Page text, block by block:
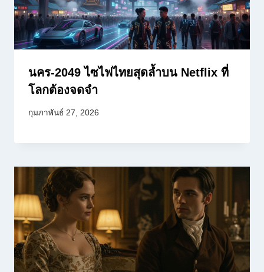
นคร-2049 ไซไฟไทยสุดล้ำบน Netflix ที่
โลกต้องจดจำ
กุมภาพันธ์ 27, 2026